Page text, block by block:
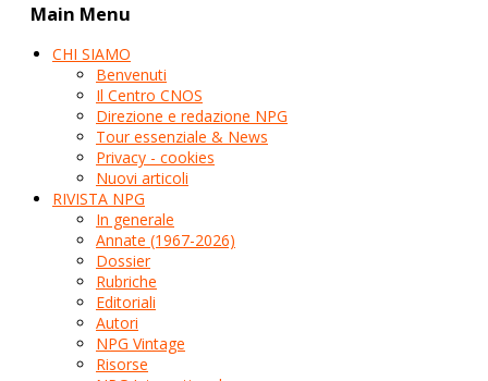
Main Menu
CHI SIAMO
Benvenuti
Il Centro CNOS
Direzione e redazione NPG
Tour essenziale & News
Privacy - cookies
Nuovi articoli
RIVISTA NPG
In generale
Annate (1967-2026)
Dossier
Rubriche
Editoriali
Autori
NPG Vintage
Risorse